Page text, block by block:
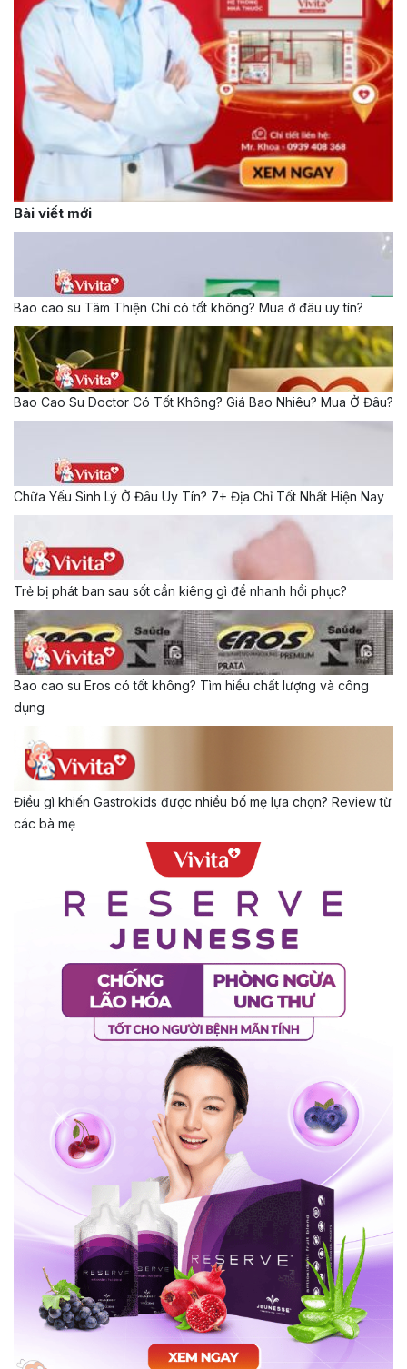
Bài viết mới
Bao cao su Tâm Thiện Chí có tốt không? Mua ở đâu uy tín?
Bao Cao Su Doctor Có Tốt Không? Giá Bao Nhiêu? Mua Ở Đâu?
Chữa Yếu Sinh Lý Ở Đâu Uy Tín? 7+ Địa Chỉ Tốt Nhất Hiện Nay
Trẻ bị phát ban sau sốt cần kiêng gì để nhanh hồi phục?
Bao cao su Eros có tốt không? Tìm hiểu chất lượng và công
dụng
Điều gì khiến Gastrokids được nhiều bố mẹ lựa chọn? Review từ
các bà mẹ